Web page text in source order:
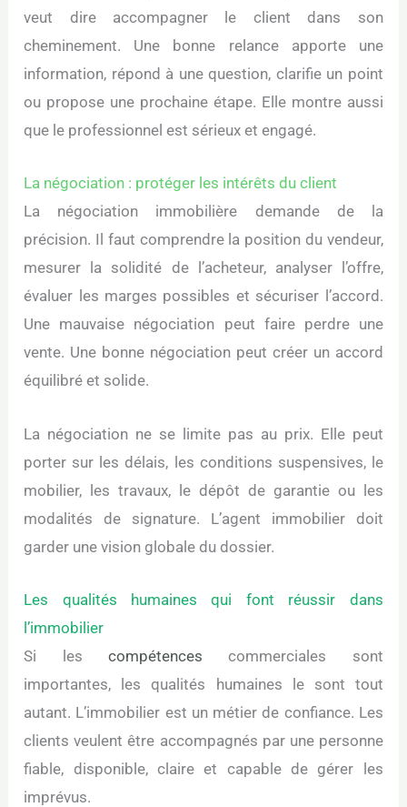
veut dire accompagner le client dans son
cheminement. Une bonne relance apporte une
information, répond à une question, clarifie un point
ou propose une prochaine étape. Elle montre aussi
que le professionnel est sérieux et engagé.
La négociation : protéger les intérêts du client
La négociation immobilière demande de la
précision. Il faut comprendre la position du vendeur,
mesurer la solidité de l’acheteur, analyser l’offre,
évaluer les marges possibles et sécuriser l’accord.
Une mauvaise négociation peut faire perdre une
vente. Une bonne négociation peut créer un accord
équilibré et solide.
La négociation ne se limite pas au prix. Elle peut
porter sur les délais, les conditions suspensives, le
mobilier, les travaux, le dépôt de garantie ou les
modalités de signature. L’agent immobilier doit
garder une vision globale du dossier.
Les qualités humaines qui font réussir dans
l’immobilier
Si les compétences commerciales sont
importantes, les qualités humaines le sont tout
autant. L’immobilier est un métier de confiance. Les
clients veulent être accompagnés par une personne
fiable, disponible, claire et capable de gérer les
imprévus.